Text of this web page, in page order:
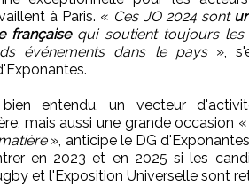
à Paris. « Ces JO 2024 sont
françaisequi soutient toujours les
événements dans le pays»,
entendu, un vecteur
mais aussi une grande occasion «
», anticipe le DG
en 2023 et en 2025 si les
et l'Exposition Universelle sont